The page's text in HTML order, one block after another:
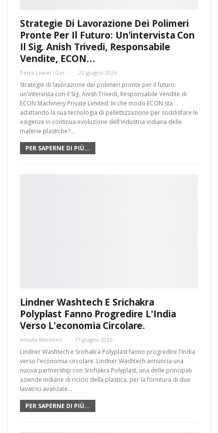
Strategie Di Lavorazione Dei Polimeri
Pronte Per Il Futuro: Un'intervista Con
Il Sig. Anish Trivedi, Responsabile
Vendite, ECON…
Petra Löwer (Germania) 22 giugno 2026
Strategie di lavorazione dei polimeri pronte per il futuro:
un'intervista con il Sig. Anish Trivedi, Responsabile Vendite di
ECON Machinery Private Limited. In che modo ECON sta
adattando la sua tecnologia di pellettizzazione per soddisfare le
esigenze in continua evoluzione dell'industria indiana delle
materie plastiche?…
PER SAPERNE DI PIÙ...
Lindner Washtech E Srichakra
Polyplast Fanno Progredire L'India
Verso L'economia Circolare.
Amalia Martinez 17 giugno 2026
Lindner Washtech e Srichakra Polyplast fanno progredire l'India
verso l'economia circolare. Lindner Washtech annuncia una
nuova partnership con Srichakra Polyplast, una delle principali
aziende indiane di riciclo della plastica, per la fornitura di due
lavatrici avanzate...
PER SAPERNE DI PIÙ...